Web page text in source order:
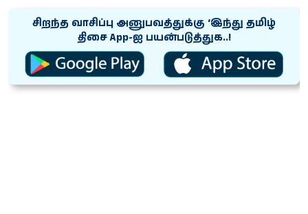
சிறந்த வாசிப்பு அனுபவத்துக்கு ‘இந்து தமிழ்
திசை App-ஐ பயன்படுத்துக..!